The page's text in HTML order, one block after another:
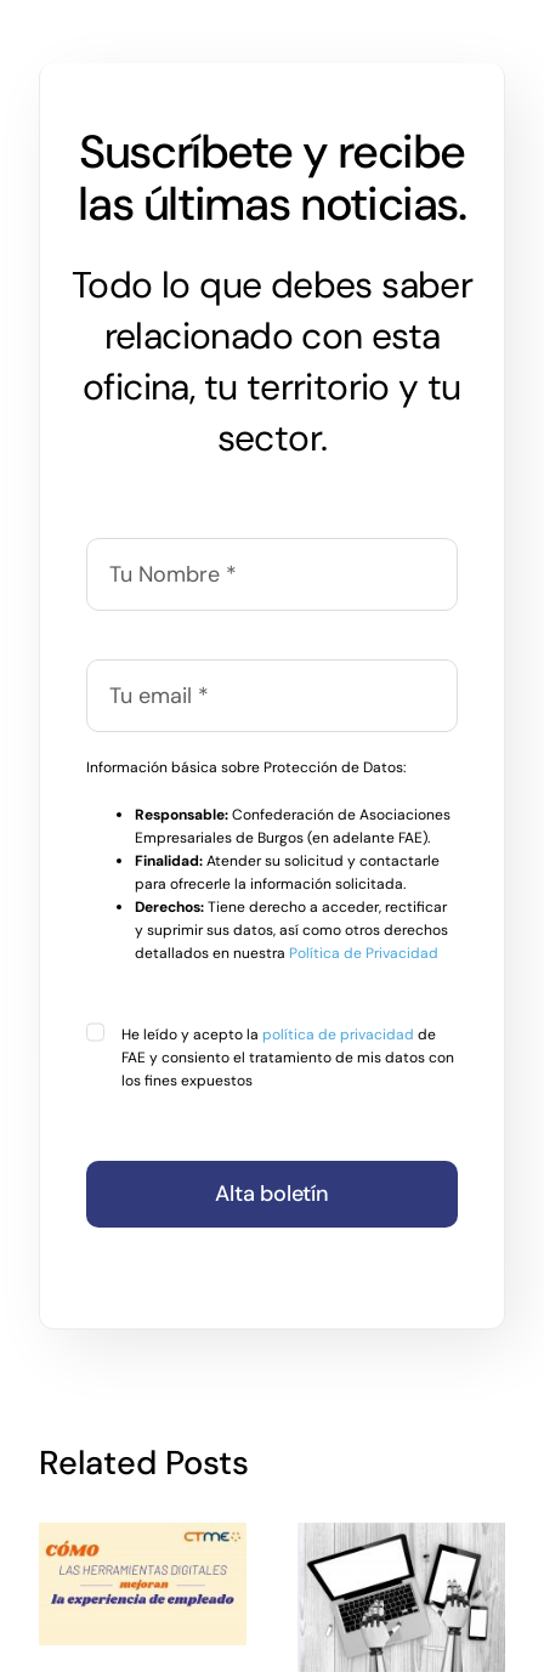
Suscríbete y recibe
las últimas noticias.
Todo lo que debes saber
relacionado con esta
oficina, tu territorio y tu
sector.
Información básica sobre Protección de Datos:
Responsable:Confederación de Asociaciones
Empresariales de Burgos (en adelante FAE).
Finalidad:Atender su solicitud y contactarle
para ofrecerle la información solicitada.
Derechos:Tiene derecho a acceder, rectificar
y suprimir sus datos, así como otros derechos
detallados en nuestra Política de Privacidad
He leído y acepto la política de privacidad de
FAE y consiento el tratamiento de mis datos con
los fines expuestos
Alta boletín
Related Posts